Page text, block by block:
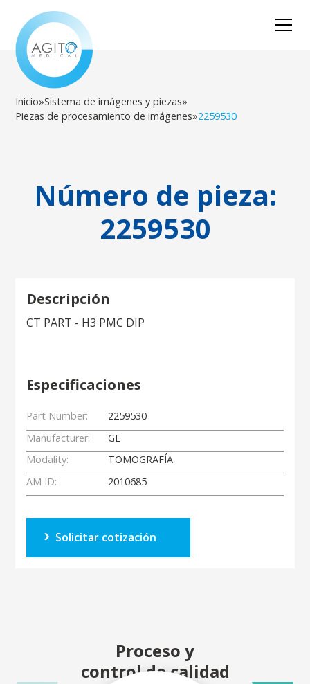
Inicio»Sistema de imágenes y piezas»
Piezas de procesamiento de imágenes»2259530
Número de pieza:
2259530
Descripción
CT PART - H3 PMC DIP
Especificaciones
Part Number:
2259530
Manufacturer:
GE
Modality:
TOMOGRAFÍA
AM ID:
2010685
Solicitar cotización
Proceso y
control de calidad